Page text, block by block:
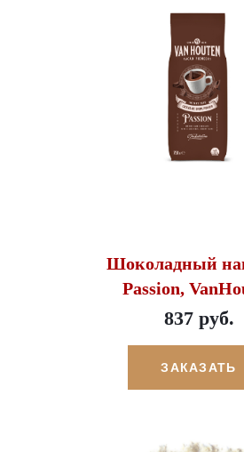
Шоколадный
Passion,
837 руб.
ЗАКАЗАТЬ